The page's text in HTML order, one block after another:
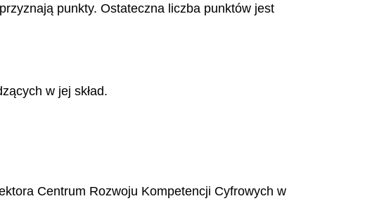
punkty. Ostateczna liczba punktów jest
w jej skład.
Centrum Rozwoju Kompetencji Cyfrowych w